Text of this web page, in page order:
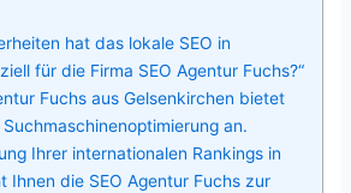
hat das lokale SEO in
für die Firma SEO Agentur Fuchs?“
Fuchs aus Gelsenkirchen bietet
an.
Ihrer internationalen Rankings in
Ihnen die SEO Agentur Fuchs zur